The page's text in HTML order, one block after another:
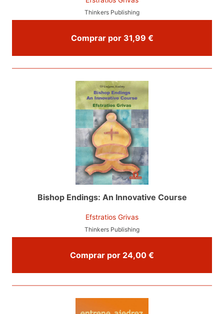
Thinkers Publishing
Comprar por 31,99 €
Bishop Endings: An Innovative Course
Efstratios Grivas
Thinkers Publishing
Comprar por 24,00 €